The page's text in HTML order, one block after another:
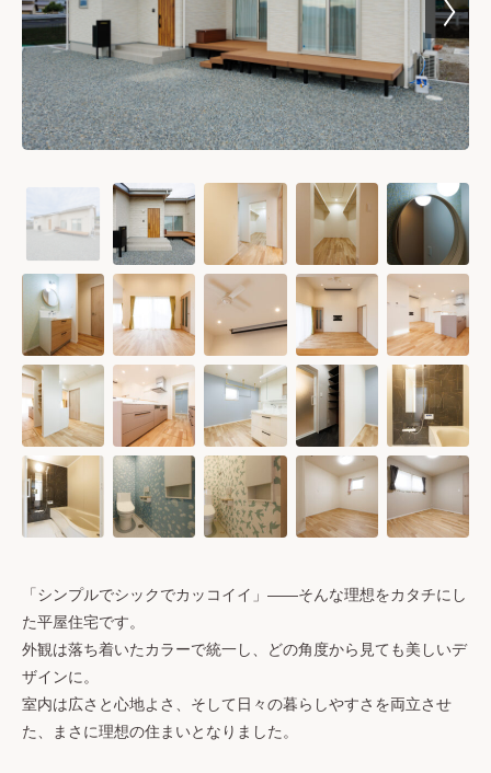
「シンプルでシックでカッコイイ」――そんな理想をカタチにし
た平屋住宅です。
外観は落ち着いたカラーで統一し、どの角度から見ても美しいデ
ザインに。
室内は広さと心地よさ、そして日々の暮らしやすさを両立させ
た、まさに理想の住まいとなりました。